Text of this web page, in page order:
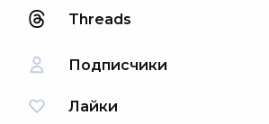
Threads
Подписчики
Лайки